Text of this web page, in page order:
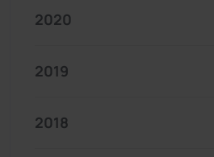
2020
2019
2018